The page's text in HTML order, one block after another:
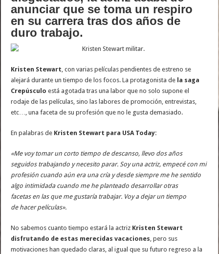
anunciar que se toma un respiro
en su carrera tras dos años de
duro trabajo.
Kristen Stewart, con varias películas pendientes de estreno se
alejará durante un tiempo de los focos. La protagonista de la saga
Crepúsculo está agotada tras una labor que no solo supone el
rodaje de las películas, sino las labores de promoción, entrevistas,
etc…, una faceta de su profesión que no le gusta demasiado.
En palabras de Kristen Stewart para USA Today:
«Me voy tomar un corto tiempo de descanso, llevo dos años
seguidos trabajando y necesito parar. Soy una actriz, empecé con mi
profesión cuando aún era una cría y desde siempre me he sentido
algo intimidada cuando me he planteado desarrollar otras
facetas en las que me gustaría trabajar. Voy a dejar un tiempo
de hacer películas».
No sabemos cuanto tiempo estará la actriz Kristen Stewart
disfrutando de estas merecidas vacaciones, pero sus
motivaciones han quedado claras, al igual que su futuro regreso a la